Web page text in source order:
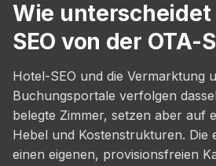
Wie unterscheidet
SEO von der OTA-
Hotel-SEO und die Vermarktung
Buchungsportale verfolgen
belegte Zimmer, setzen aber auf
Hebel und Kostenstrukturen. Die
einen eigenen, provisionsfreien